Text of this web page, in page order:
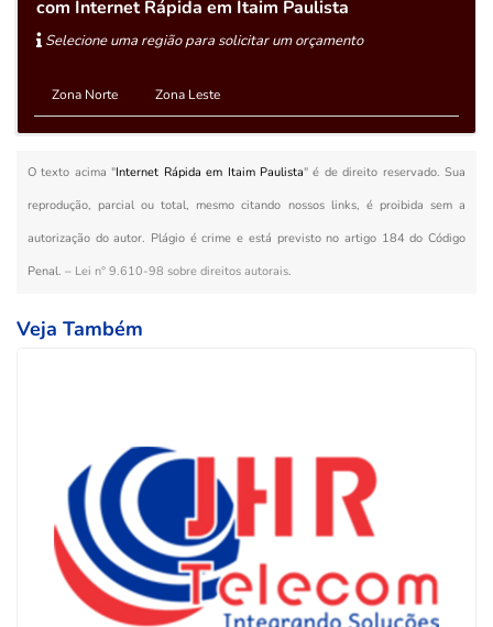
com Internet Rápida em Itaim Paulista
Selecione uma região para solicitar um orçamento
Zona Norte Zona Leste
O texto acima "Internet Rápida em Itaim Paulista" é de direito reservado. Sua
reprodução, parcial ou total, mesmo citando nossos links, é proibida sem a
autorização do autor. Plágio é crime e está previsto no artigo 184 do Código
Penal. – Lei n° 9.610-98 sobre direitos autorais.
Veja Também